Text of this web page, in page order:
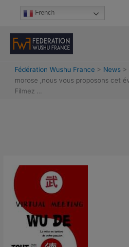
French
Fédération Wushu France > News >
morose ,nous vous proposons cet
Filmez …
c